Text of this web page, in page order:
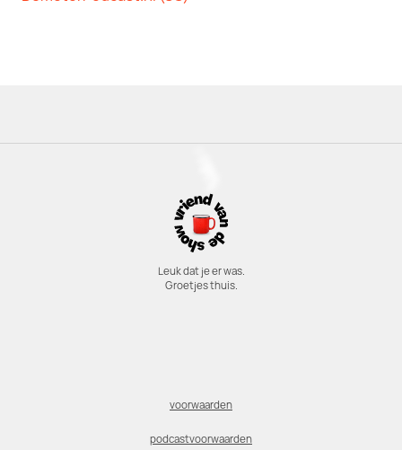
Leuk dat je er was.
Groetjes thuis.
voorwaarden
podcastvoorwaarden